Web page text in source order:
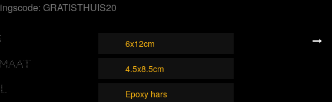
GRATISTHUIS20
6x12cm
4.5x8.5cm
Epoxy hars